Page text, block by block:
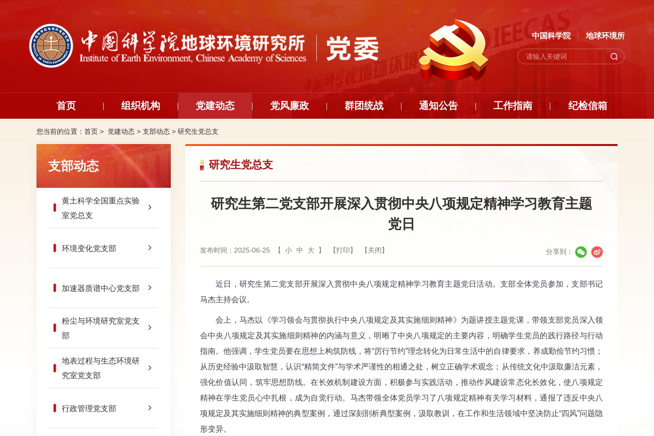
中国科学院 地球环境所
首页 组织机构 党建动态 党风廉政 群团统战 通知公告 工作指南 纪检信箱
您当前的位置： 首页 > 党建动态 > 支部动态 > 研究生党总支
支部动态
黄土科学全国重点实验
室党总支
环境变化党支部
加速器质谱中心党支部
粉尘与环境研究室党支
部
地表过程与生态环境研
究室党支部
行政管理党支部
研究生党总支
研究生第二党支部开展深入贯彻中央八项规定精神学习教育主题
党日
发布时间：2025-06-25 【 小 中 大 】 【打印】 【关闭】 分享到：
近日，研究生第二党支部开展深入贯彻中央八项规定精神学习教育主题党日活动。支部全体党员参加，支部书记
马杰主持会议。
会上，马杰以《学习领会与贯彻执行中央八项规定及其实施细则精神》为题讲授主题党课，带领支部党员深入领
会中央八项规定及其实施细则精神的内涵与意义，明晰了中央八项规定的主要内容，明确学生党员的践行路径与行动
指南。他强调，学生党员要在思想上构筑防线，将“厉行节约”理念转化为日常生活中的自律要求，养成勤俭节约习惯；
从历史经验中汲取智慧，认识“精简文件”与学术严谨性的相通之处，树立正确学术观念；从传统文化中汲取廉洁元素，
强化价值认同，筑牢思想防线。在长效机制建设方面，积极参与实践活动，推动作风建设常态化长效化，使八项规定
精神在学生党员心中扎根，成为自觉行动。马杰带领全体党员学习了八项规定精神有关学习材料，通报了违反中央八
项规定及其实施细则精神的典型案例，通过深刻剖析典型案例，汲取教训，在工作和生活领域中坚决防止“四风”问题隐
形变异。